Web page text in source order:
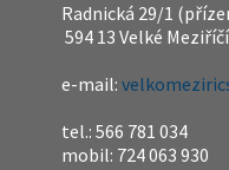
Radnická 29/1
594 13 Velké Meziříčí
e-mail:
tel.: 566 781 034
mobil: 724 063 930